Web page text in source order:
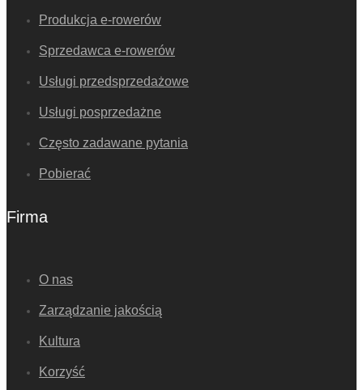
Produkcja e-rowerów
Sprzedawca e-rowerów
Usługi przedsprzedażowe
Usługi posprzedażne
Często zadawane pytania
Pobierać
Firma
O nas
Zarządzanie jakością
Kultura
Korzyść